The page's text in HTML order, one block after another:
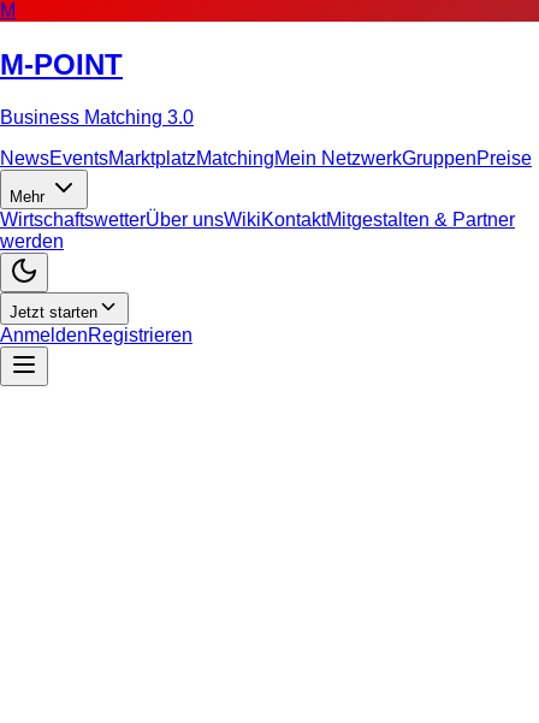
M
M-POINT
Business Matching 3.0
NewsEventsMarktplatzMatchingMein NetzwerkGruppenPreise
Mehr
WirtschaftswetterÜber unsWikiKontaktMitgestalten & Partner
werden
Jetzt starten
AnmeldenRegistrieren